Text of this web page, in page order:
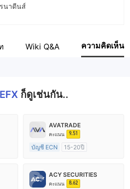
นาดีนส์
Wiki Q&A ความคิดเห็น
ก็ดูเช่นกัน..
AVATRADE
คะแนน 9.51
บัญชี ECN
15-20ปี
ใบอนุญาต MT4 แบบเต็ม
ACY SECURITIES
คะแนน 8.62